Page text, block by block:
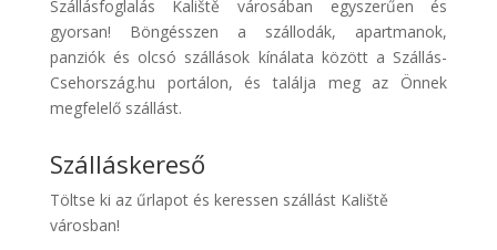
Discover
Cars
Transzfer
Kiwi
Taxi
Szállásfoglalás Kaliště városában egyszerűen és
gyorsan! Böngésszen a szállodák, apartmanok,
panziók és olcsó szállások kínálata között a Szállás-
Csehország.hu portálon, és találja meg az Önnek
megfelelő szállást.
Szálláskereső
Töltse ki az űrlapot és keressen szállást Kaliště
városban!